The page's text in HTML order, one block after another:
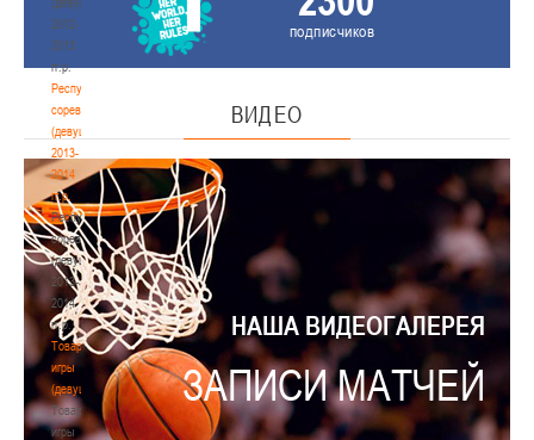
2012-
2013
гг.р.
Республиканские
соревнования
(девушки)
2013-
2014
гг.р.
Республиканские
соревнования
(девушки)
2013-
2014
гг.р.
Товарищеские
игры
(девушки)
Товарищеские
игры
подписчиков
ВИДЕО
НАША ВИДЕОГАЛЕРЕЯ
ЗАПИСИ МАТЧЕЙ